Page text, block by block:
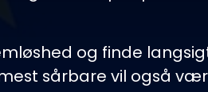
og finde
sårbare vil også